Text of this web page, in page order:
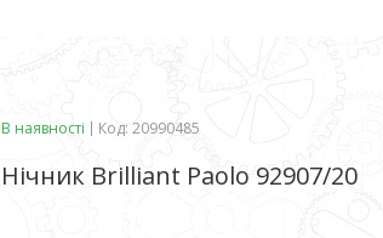
В наявності Код: 20990485
Нічник Brilliant Paolo 92907/20